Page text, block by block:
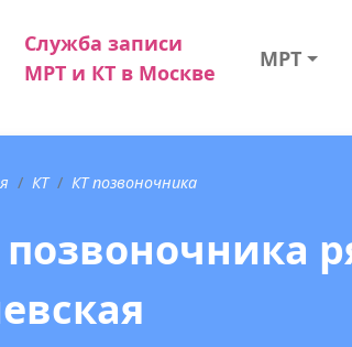
Служба записи
МРТ и КТ в Москве
МРТ
КТ КТ позвоночника
позвоночника